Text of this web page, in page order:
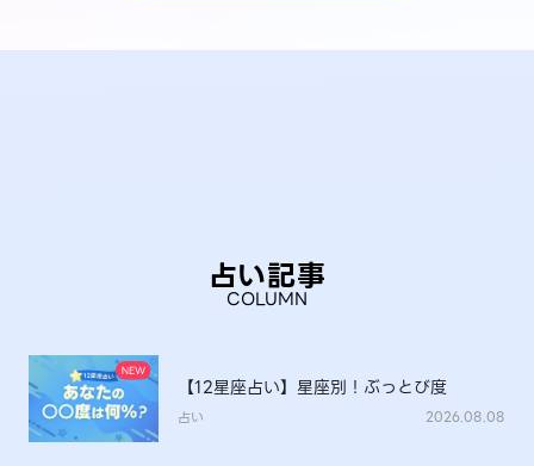
占い記事
COLUMN
【12星座占い】星座別！ぶっとび度
占い 2026.08.08